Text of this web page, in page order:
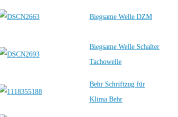
Biegsame Welle DZM
Biegsame Welle Schalter
Tachowelle
Behr Schriftzug für
Klima Behr